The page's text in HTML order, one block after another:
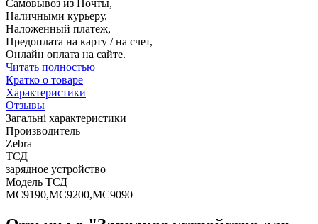
Самовывоз из Почты,
Наличными курьеру,
Наложенный платеж,
Предоплата на карту / на счет,
Онлайн оплата на сайте.
Читать полностью
Кратко о товаре
Характеристики
Отзывы
Загальні характеристики
Производитель
Zebra
ТСД
зарядное устройство
Модель ТСД
MC9190,MC9200,MC9090